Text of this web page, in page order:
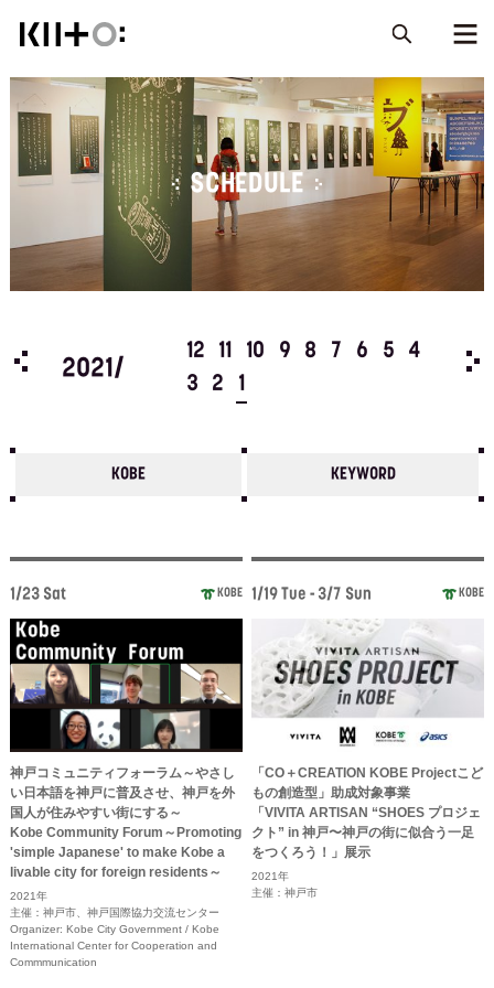
SCHEDULE
4
2021/
12 11 10 9 8 7 6 5
4
3
2 1
KOBE KEYWORD
1/23 Sat KOBE
神戸コミュニティフォーラム～やさし
い日本語を神戸に普及させ、神戸を外
国人が住みやすい街にする～
Kobe Community Forum～Promoting
'simple Japanese' to make Kobe a
livable city for foreign residents～
2021年
主催：神戸市、神戸国際協力交流センター
Organizer: Kobe City Government / Kobe
International Center for Cooperation and
Commmunication
1/19 Tue - 3/7 Sun KOBE
「CO＋CREATION KOBE Projectこど
もの創造型」助成対象事業
「VIVITA ARTISAN “SHOES プロジェ
クト” in 神戸〜神戸の街に似合う一足
をつくろう！」展示
2021年
主催：神戸市